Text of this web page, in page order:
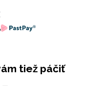
tiež páčiť